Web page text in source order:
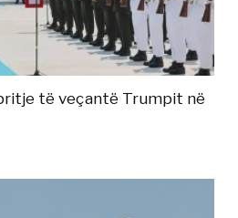
të veçantë Trumpit në